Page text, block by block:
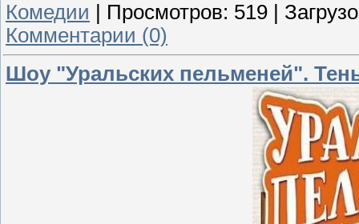
Комедии
Просмотров: 519
Комментарии (0)
Шоу "Уральских пельменей".